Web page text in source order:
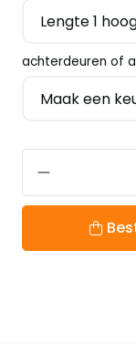
achterdeuren of